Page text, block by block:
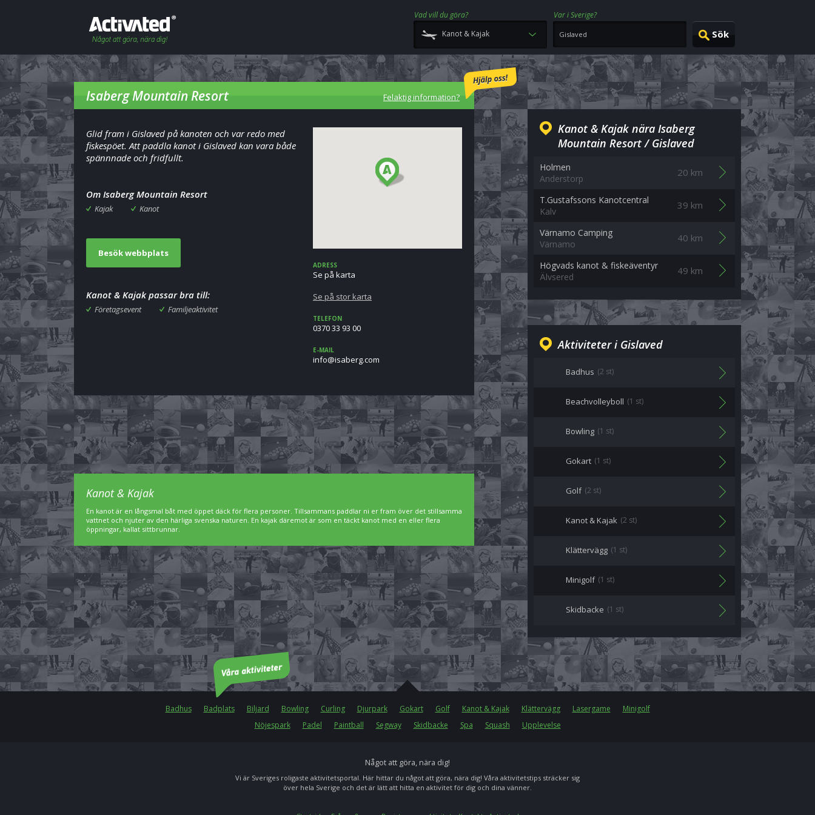
Vad vill du göra?
Var i Sverige?
Kanot & Kajak
Isaberg Mountain Resort Felaktig information?
Glid fram i Gislaved på kanoten och var redo med
fiskespöet. Att paddla kanot i Gislaved kan vara både
spännnade och fridfullt.
Om Isaberg Mountain Resort
Kajak Kanot
Besök webbplats
Kanot & Kajak passar bra till:
Företagsevent Familjeaktivitet
ADRESS
Se på karta
Se på stor karta
TELEFON
0370 33 93 00
E-MAIL
moc.grebasi@ofni
Kanot & Kajak nära Isaberg
Mountain Resort / Gislaved
Holmen
Anderstorp
20 km
T.Gustafssons Kanotcentral
Kalv
39 km
Värnamo Camping
Värnamo
40 km
Högvads kanot & fiskeäventyr
Älvsered
49 km
Aktiviteter i Gislaved
Badhus (2 st)
Beachvolleyboll (1 st)
Bowling (1 st)
Gokart (1 st)
Golf (2 st)
Kanot & Kajak (2 st)
Klättervägg (1 st)
Minigolf (1 st)
Skidbacke (1 st)
Kanot & Kajak
En kanot är en långsmal båt med öppet däck för flera personer. Tillsammans paddlar ni er fram över det stillsamma
vattnet och njuter av den härliga svenska naturen. En kajak däremot är som en täckt kanot med en eller flera
öppningar, kallat sittbrunnar.
Badhus Badplats Biljard Bowling Curling Djurpark Gokart Golf Kanot & Kajak Klättervägg Lasergame
Minigolf
Nöjespark
Padel Paintball Segway Skidbacke Spa Squash Upplevelse
Något att göra, nära dig!
Vi är Sveriges roligaste aktivitetsportal. Här hittar du något att göra, nära dig! Våra aktivitetstips sträcker sig
över hela Sverige och det är lätt att hitta en aktivitet för dig och dina vänner.